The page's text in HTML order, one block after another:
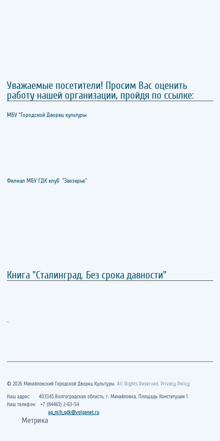
Уважаемые посетители! Просим Вас оценить
работу нашей организации, пройдя по ссылке:
МБУ "Городской Дворец культуры
Филиал МБУ ГДК клуб "Заозерье"
Книга "Сталинград. Без срока давности"
..
© 2026 Михайловский Городской Дворец Культуры. All Rights Reserved. Privacy Policy
Наш адрес: 403343,Волгоградская область, г. Михайловка, Площадь Конституции 1.
Наш телефон: +7 (84463) 2-63-54
ag_mih_gdk@volganet.ru
Метрика